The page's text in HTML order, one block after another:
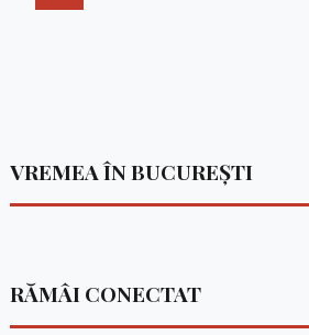
VREMEA ÎN BUCUREȘTI
RĂMÂI CONECTAT